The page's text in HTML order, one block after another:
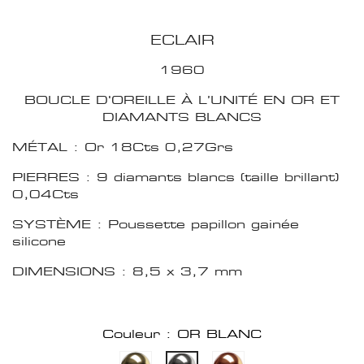
ECLAIR
1960
BOUCLE D'OREILLE À L’UNITÉ EN OR ET
DIAMANTS BLANCS
MÉTAL : Or 18Cts 0,27Grs
PIERRES : 9 diamants blancs (taille brillant)
0,04Cts
SYSTÈME : Poussette papillon gainée
silicone
DIMENSIONS : 8,5 x 3,7 mm
Couleur : OR BLANC